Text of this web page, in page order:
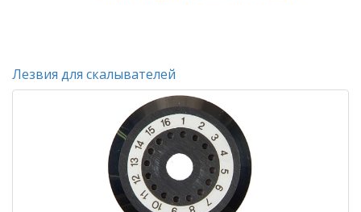
Лезвия для скалывателей